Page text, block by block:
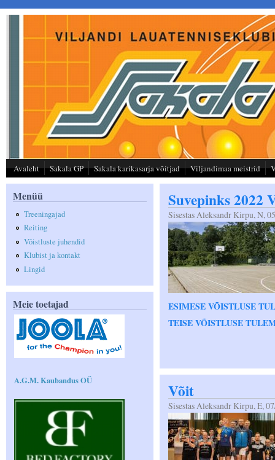
Liigu edasi põhisisu juurde
Avaleht Sakala GP Sakala karikasarja võitjad Viljandimaa meistrid
Menüü
Treeningajad
Reiting
Võistluste juhendid
Klubist ja kontakt
Lingid
Meie toetajad
A.G.M. Kaubandus OÜ
Suvepinks 2022
SisestasAleksandr Kirpu, N,
ESIMESE VÕISTLUSE
TEISE VÕISTLUSE
Võit
SisestasAleksandr Kirpu, E,